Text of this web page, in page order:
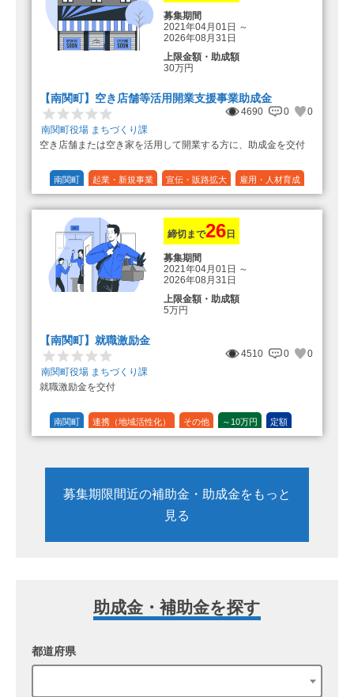
募集期間
2021年04月01日 ～
2026年08月31日
上限金額・助成額
30万円
【南関町】空き店舗等活用開業支援事業助成金
4690 0
0
南関町役場 まちづくり課
空き店舗または空き家を活用して開業する方に、助成金を交付
南関町 起業・新規事業 宣伝・販路拡大 雇用・人材育成
1/3 (33%)
締切まで26日
募集期間
2021年04月01日 ～
2026年08月31日
上限金額・助成額
5万円
【南関町】就職激励金
4510 0
0
南関町役場 まちづくり課
就職激励金を交付
南関町 連携（地域活性化） その他 ～10万円 定額
募集期限間近の補助金・助成金をもっと
見る
助成金・補助金を探す
都道府県